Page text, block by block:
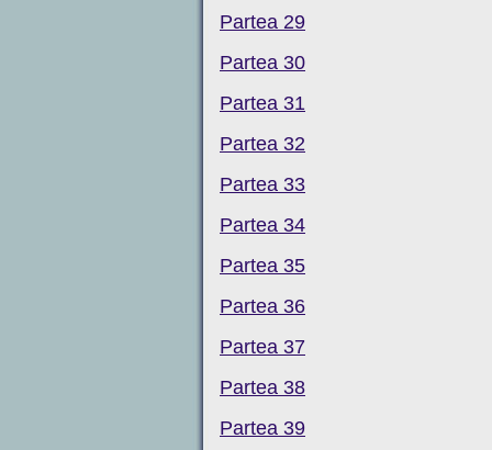
Partea 29
Partea 30
Partea 31
Partea 32
Partea 33
Partea 34
Partea 35
Partea 36
Partea 37
Partea 38
Partea 39